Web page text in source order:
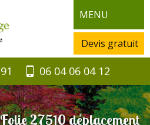
MENU
Devis gratuit
06 04 06 04 12
27510 déplacement